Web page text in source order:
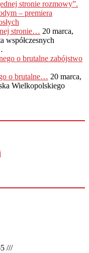
stronie… 20 marca,
współczesnych
o brutalne… 20 marca,
Wielkopolskiego
///